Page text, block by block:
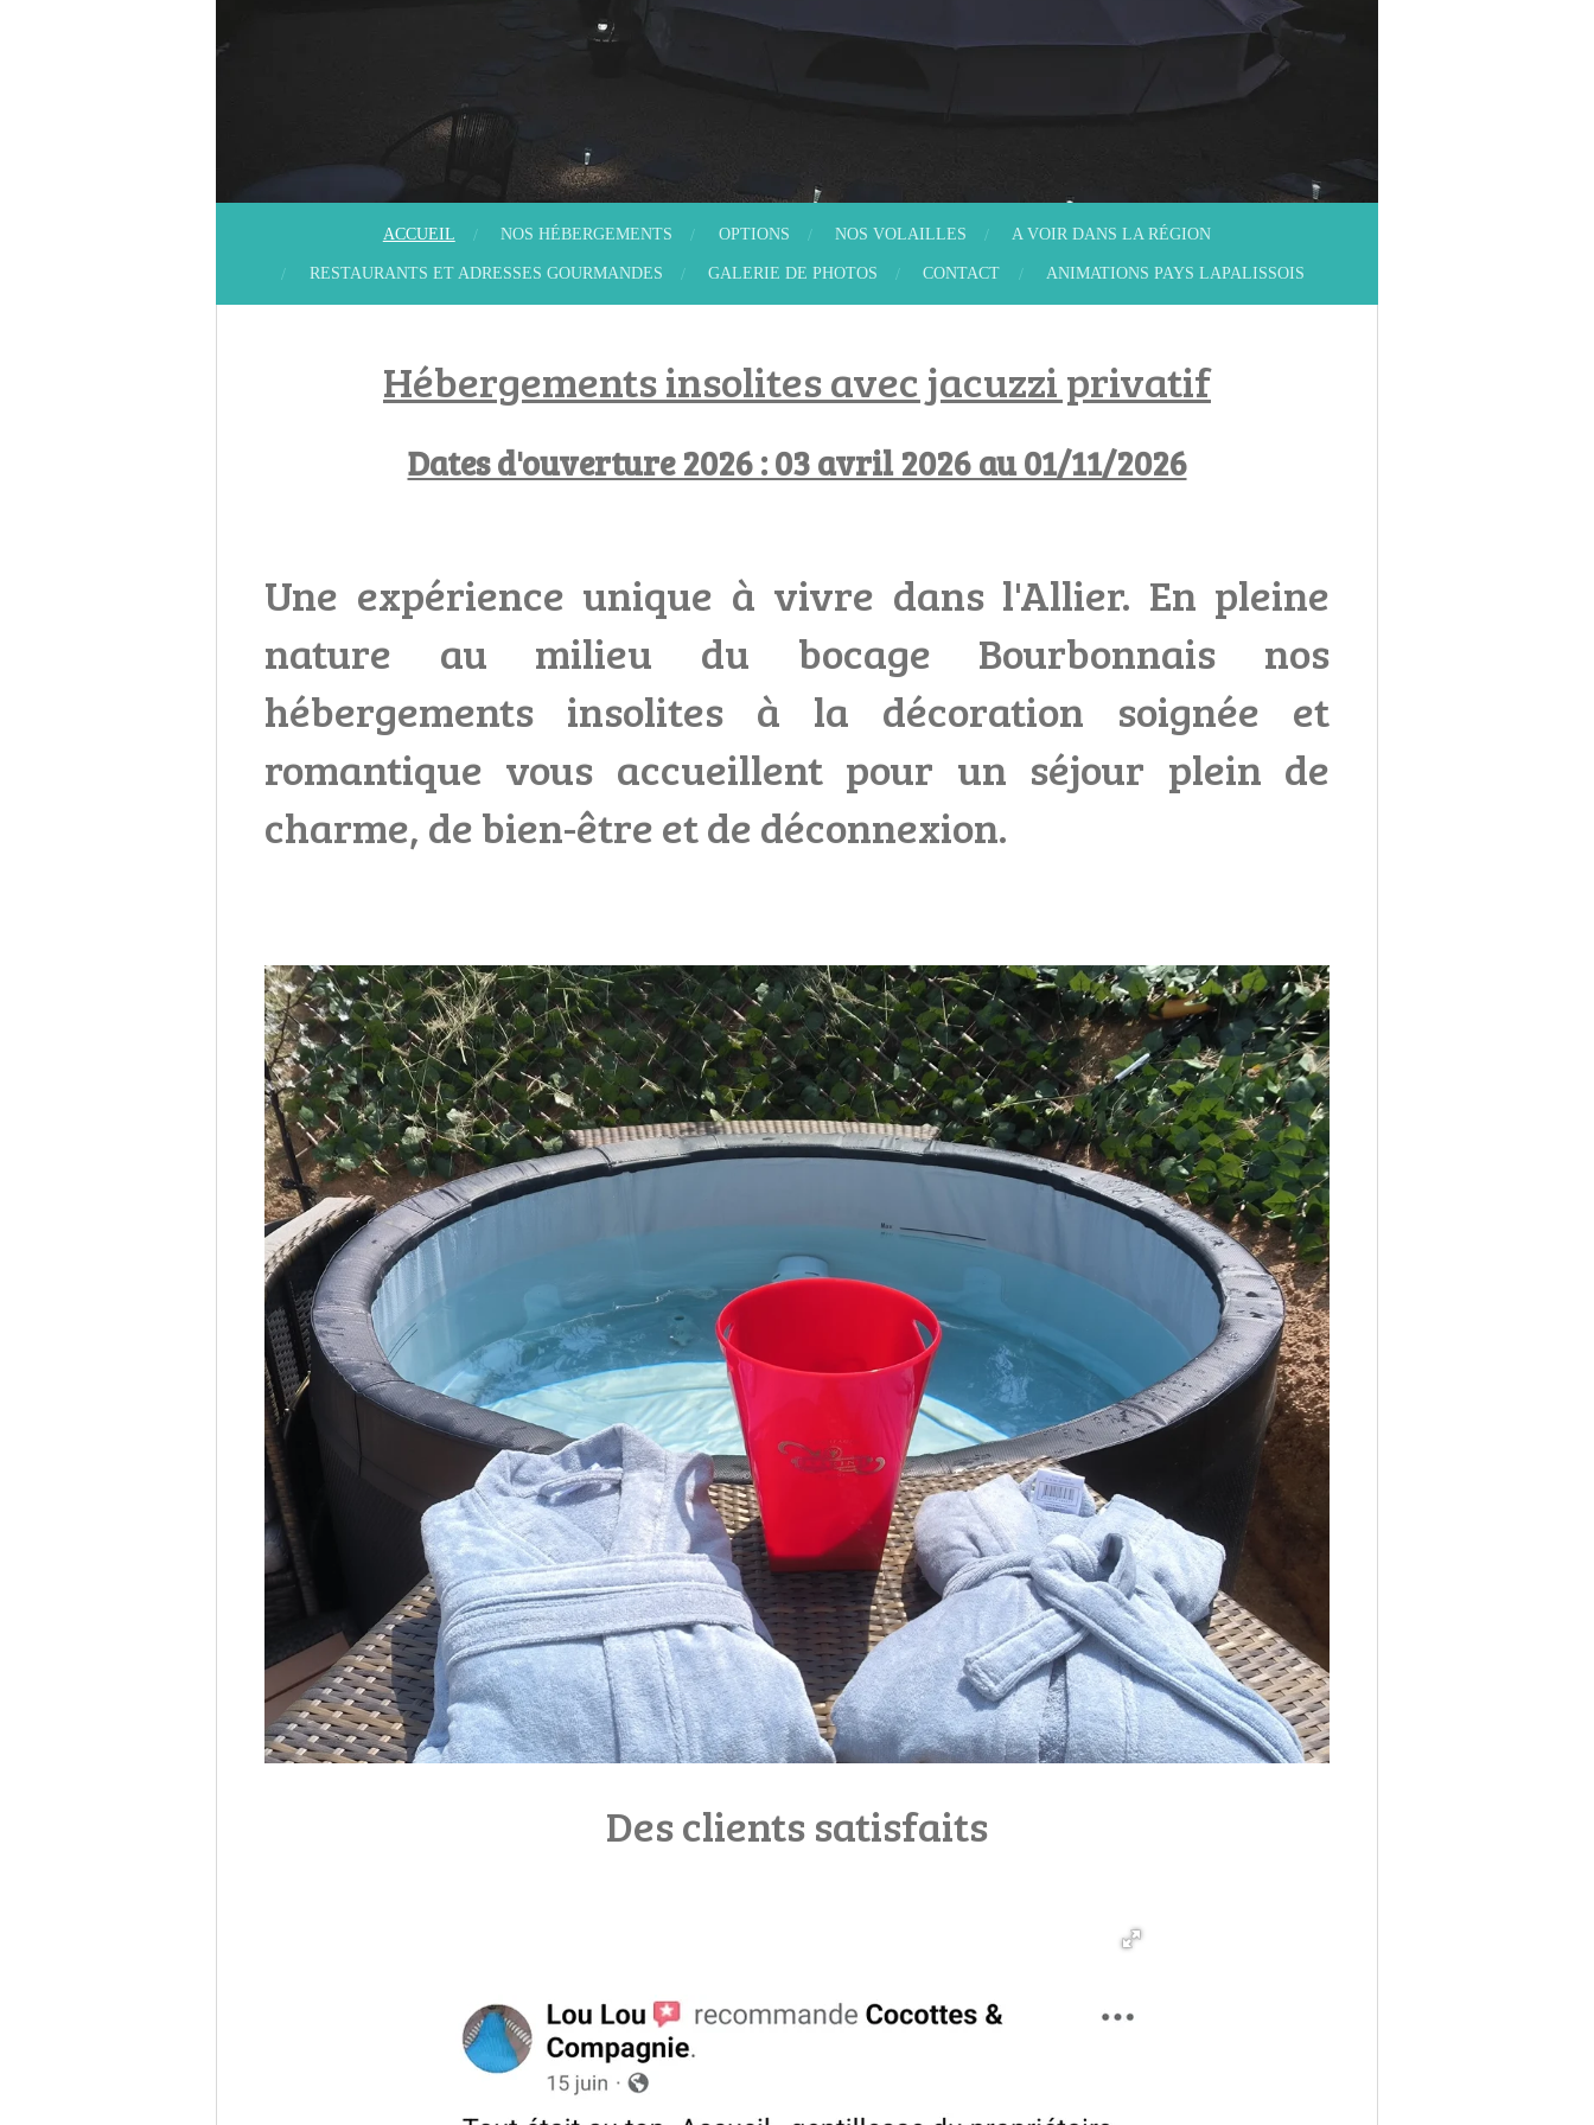
ACCUEIL NOS HÉBERGEMENTS OPTIONS NOS VOLAILLES A VOIR DANS LA RÉGION
RESTAURANTS ET ADRESSES GOURMANDES GALERIE DE PHOTOS CONTACT ANIMATIONS PAYS LAPALISSOIS
Hébergements insolites avec jacuzzi privatif
Dates d'ouverture 2026 : 03 avril 2026 au 01/11/2026
Une expérience unique à vivre dans l'Allier. En pleine
nature au milieu du bocage Bourbonnais nos
hébergements insolites à la décoration soignée et
romantique vous accueillent pour un séjour plein de
charme, de bien-être et de déconnexion.
Des clients satisfaits